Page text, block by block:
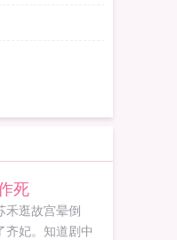
死
禾逛故宫晕倒
齐妃。知道剧中